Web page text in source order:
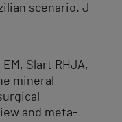
scenario. J
Slart RHJA,
mineral
and meta-